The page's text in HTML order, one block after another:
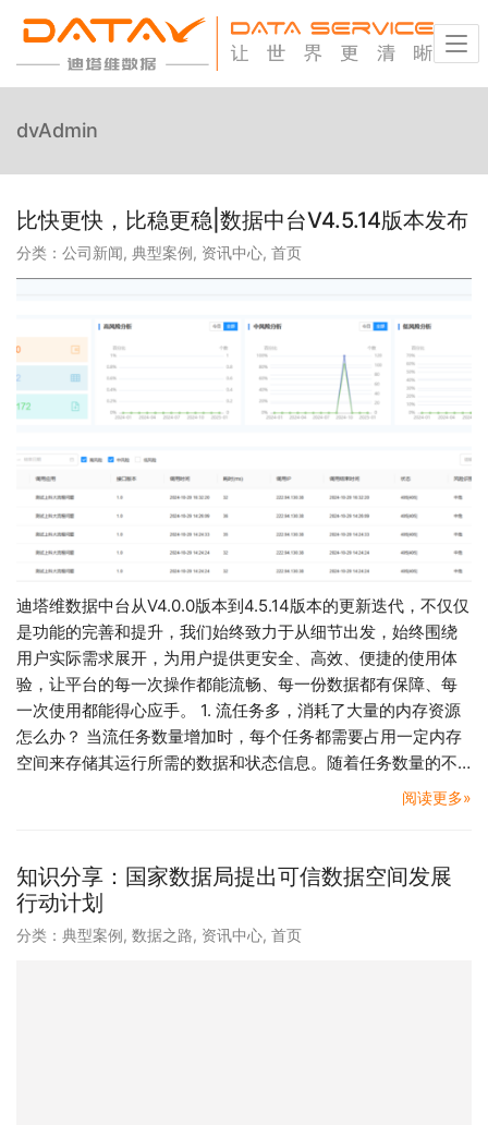
dvAdmin
比快更快，比稳更稳|数据中台V4.5.14版本发布
分类： 公司新闻, 典型案例, 资讯中心, 首页
迪塔维数据中台从V4.0.0版本到4.5.14版本的更新迭代，不仅仅
是功能的完善和提升，我们始终致力于从细节出发，始终围绕
用户实际需求展开，为用户提供更安全、高效、便捷的使用体
验，让平台的每一次操作都能流畅、每一份数据都有保障、每
一次使用都能得心应手。 1. 流任务多，消耗了大量的内存资源
怎么办？ 当流任务数量增加时，每个任务都需要占用一定内存
空间来存储其运行所需的数据和状态信息。随着任务数量的不…
阅读更多»
知识分享：国家数据局提出可信数据空间发展
行动计划
分类： 典型案例, 数据之路, 资讯中心, 首页